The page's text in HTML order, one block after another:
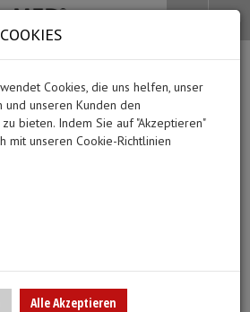
Alle Kategorien
BEKLEIDUNG
Überschuhe
Alle Kategorien
MEDIZINISCHE
Ergebnisse)
Urinbeutel/Beinbeutel
Alle anzeigen
Alle Kategorien
DIAGNOSTIK &
EKG-Elektroden &
Ihr Warenkorb ist momentan leer.
() Fertig
Search
Cookies, die uns helfen, unser
unseren Kunden den
bieten. Indem Sie auf "Akzeptieren"
mit unseren Cookie-Richtlinien
Alle Akzeptieren